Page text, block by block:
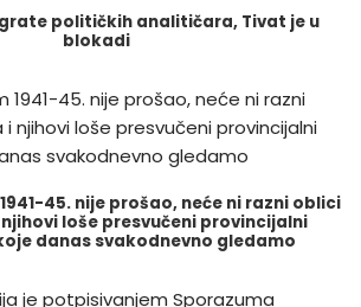
političkih analitičara, Tivat je u
blokadi
45. nije prošao, neće ni razni oblici
loše presvučeni provincijalni
danas svakodnevno gledamo